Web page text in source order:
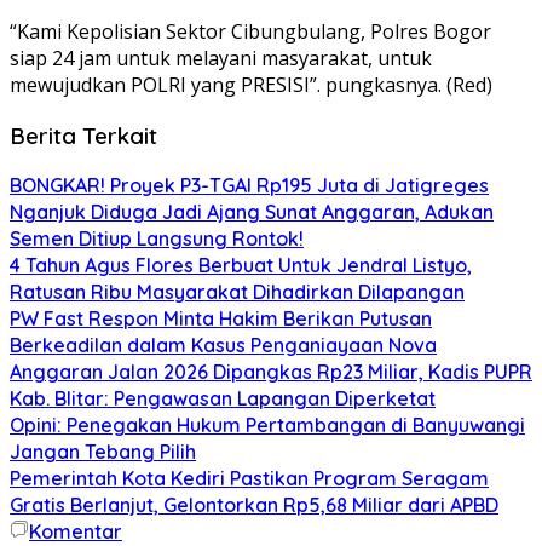
“Kami Kepolisian Sektor Cibungbulang, Polres Bogor
siap 24 jam untuk melayani masyarakat, untuk
mewujudkan POLRI yang PRESISI”. pungkasnya. (Red)
Berita Terkait
BONGKAR! Proyek P3-TGAI Rp195 Juta di Jatigreges
Nganjuk Diduga Jadi Ajang Sunat Anggaran, Adukan
Semen Ditiup Langsung Rontok!
4 Tahun Agus Flores Berbuat Untuk Jendral Listyo,
Ratusan Ribu Masyarakat Dihadirkan Dilapangan
PW Fast Respon Minta Hakim Berikan Putusan
Berkeadilan dalam Kasus Penganiayaan Nova
Anggaran Jalan 2026 Dipangkas Rp23 Miliar, Kadis PUPR
Kab. Blitar: Pengawasan Lapangan Diperketat
Opini: Penegakan Hukum Pertambangan di Banyuwangi
Jangan Tebang Pilih
Pemerintah Kota Kediri Pastikan Program Seragam
Gratis Berlanjut, Gelontorkan Rp5,68 Miliar dari APBD
Komentar